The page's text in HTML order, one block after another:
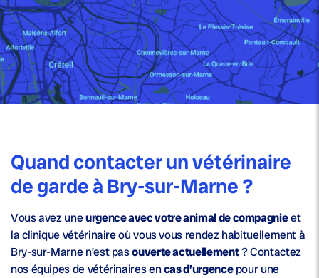
Quand contacter un vétérinaire
de garde à Bry-sur-Marne ?
Vous avez uneurgence avec votre animal de compagnieet
la clinique vétérinaire où vous vous rendez habituellement à
Bry-sur-Marne n’est pasouverte actuellement? Contactez
nos équipes de vétérinaires encas d’urgencepour une